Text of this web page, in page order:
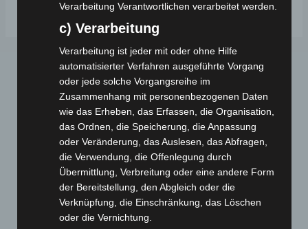
Webseite
Cashback-Aktion
Händler werden
Verarbeitung Verantwortlichen verarbeitet werden.
c) Verarbeitung
Verarbeitung ist jeder mit oder ohne Hilfe
automatisierter Verfahren ausgeführte Vorgang
oder jede solche Vorgangsreihe im
Zusammenhang mit personenbezogenen Daten
wie das Erheben, das Erfassen, die Organisation,
das Ordnen, die Speicherung, die Anpassung
oder Veränderung, das Auslesen, das Abfragen,
die Verwendung, die Offenlegung durch
Übermittlung, Verbreitung oder eine andere Form
der Bereitstellung, den Abgleich oder die
Verknüpfung, die Einschränkung, das Löschen
oder die Vernichtung.